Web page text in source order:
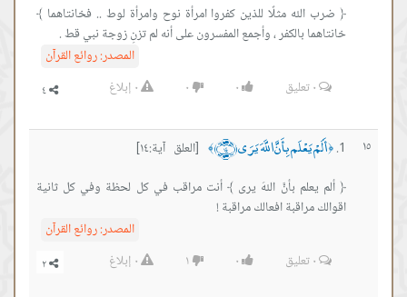
﴿ ضرب الله مثلًا للذين كفروا امرأة نوح وامرأة لوط .. فخانتاهما ﴾
خانتاهما بالكفر ، وأجمع المفسرون على أنه لم تزنِ زوجة نبي قط .
المصدر:روائع القرآن
٠تعليق ٠ ٠ ٠ إبلاغ
١٥ ﴿أَلَمْ يَعْلَم بِأَنَّ اللَّهَ يَرَى ﴿١٤﴾ ﴾
[العلق آية:١٤]
﴿ ألم يعلم بأنَّ اللهَ يرى ﴾ أنت مراقب في كل لحظة وفي كل ثانية
اقوالك مراقبة افعالك مراقبة !
المصدر:روائع القرآن
٠تعليق ٠ ١ ٠ إبلاغ